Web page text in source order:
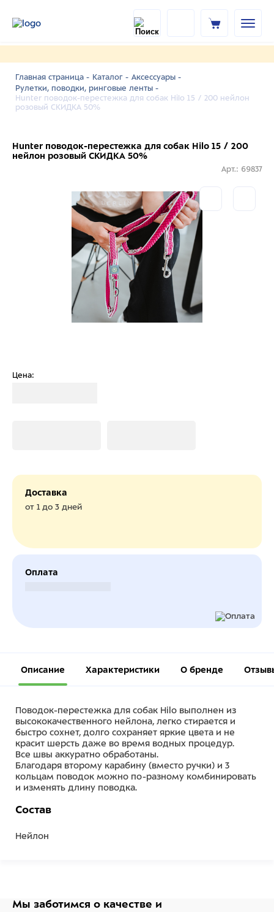
Главная страница - Каталог - Аксессуары -
Рулетки, поводки, ринговые ленты -
Hunter поводок-перестежка для собак Hilo 15 / 200 нейлон
розовый СКИДКА 50%
Hunter поводок-перестежка для собак Hilo 15 / 200
нейлон розовый СКИДКА 50%
Арт.: 69837
Цена:
Доставка
от 1 до 3 дней
Оплата
Описание Характеристики О бренде
Поводок-перестежка для собак Hilo выполнен из
высококачественного нейлона, легко стирается и
быстро сохнет, долго сохраняет яркие цвета и не
красит шерсть даже во время водных процедур.
Все швы аккуратно обработаны.
Благодаря второму карабину (вместо ручки) и 3
кольцам поводок можно по-разному комбинировать
и изменять длину поводка.
Состав
Нейлон
Мы заботимся о качестве и